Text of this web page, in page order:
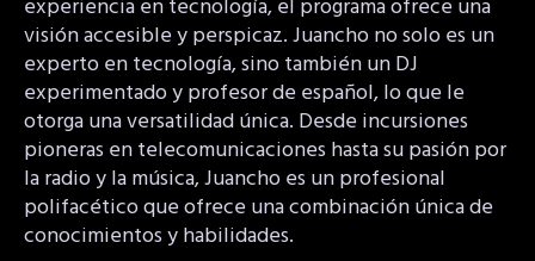
experiencia en tecnología, el programa ofrece una
visión accesible y perspicaz. Juancho no solo es un
experto en tecnología, sino también un DJ
experimentado y profesor de español, lo que le
otorga una versatilidad única. Desde incursiones
pioneras en telecomunicaciones hasta su pasión por
la radio y la música, Juancho es un profesional
polifacético que ofrece una combinación única de
conocimientos y habilidades.